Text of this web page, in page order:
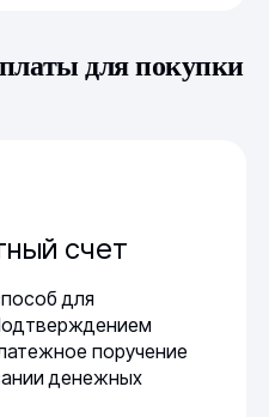
для покупки
счет
для
поручение
денежных